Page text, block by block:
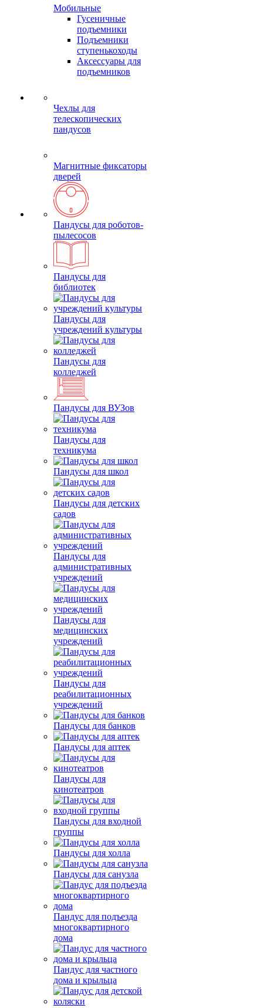
Мобильные
Гусеничные
подъемники
Подъемники
ступенькоходы
Аксессуары для
подъемников
Чехлы для
телескопических
пандусов
Магнитные фиксаторы
дверей
Пандусы для роботов-
пылесосов
Пандусы для
библиотек
Пандусы для
учреждений культуры
Пандусы для
колледжей
Пандусы для ВУЗов
Пандусы для
техникума
Пандусы для школ
Пандусы для детских
садов
Пандусы для
административных
учреждений
Пандусы для
медицинских
учреждений
Пандусы для
реабилитационных
учреждений
Пандусы для банков
Пандусы для аптек
Пандусы для
кинотеатров
Пандусы для входной
группы
Пандусы для холла
Пандусы для санузла
Пандус для подъезда
многоквартирного
дома
Пандус для частного
дома и крыльца